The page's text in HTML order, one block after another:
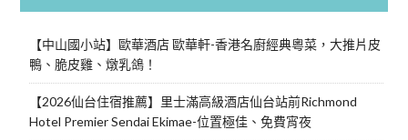
【中山國小站】歐華酒店 歐華軒-香港名廚經典粵菜，大推片皮
鴨、脆皮雞、燉乳鴿！
【2026仙台住宿推薦】里士滿高級酒店仙台站前Richmond
Hotel Premier Sendai Ekimae-位置極佳、免費宵夜